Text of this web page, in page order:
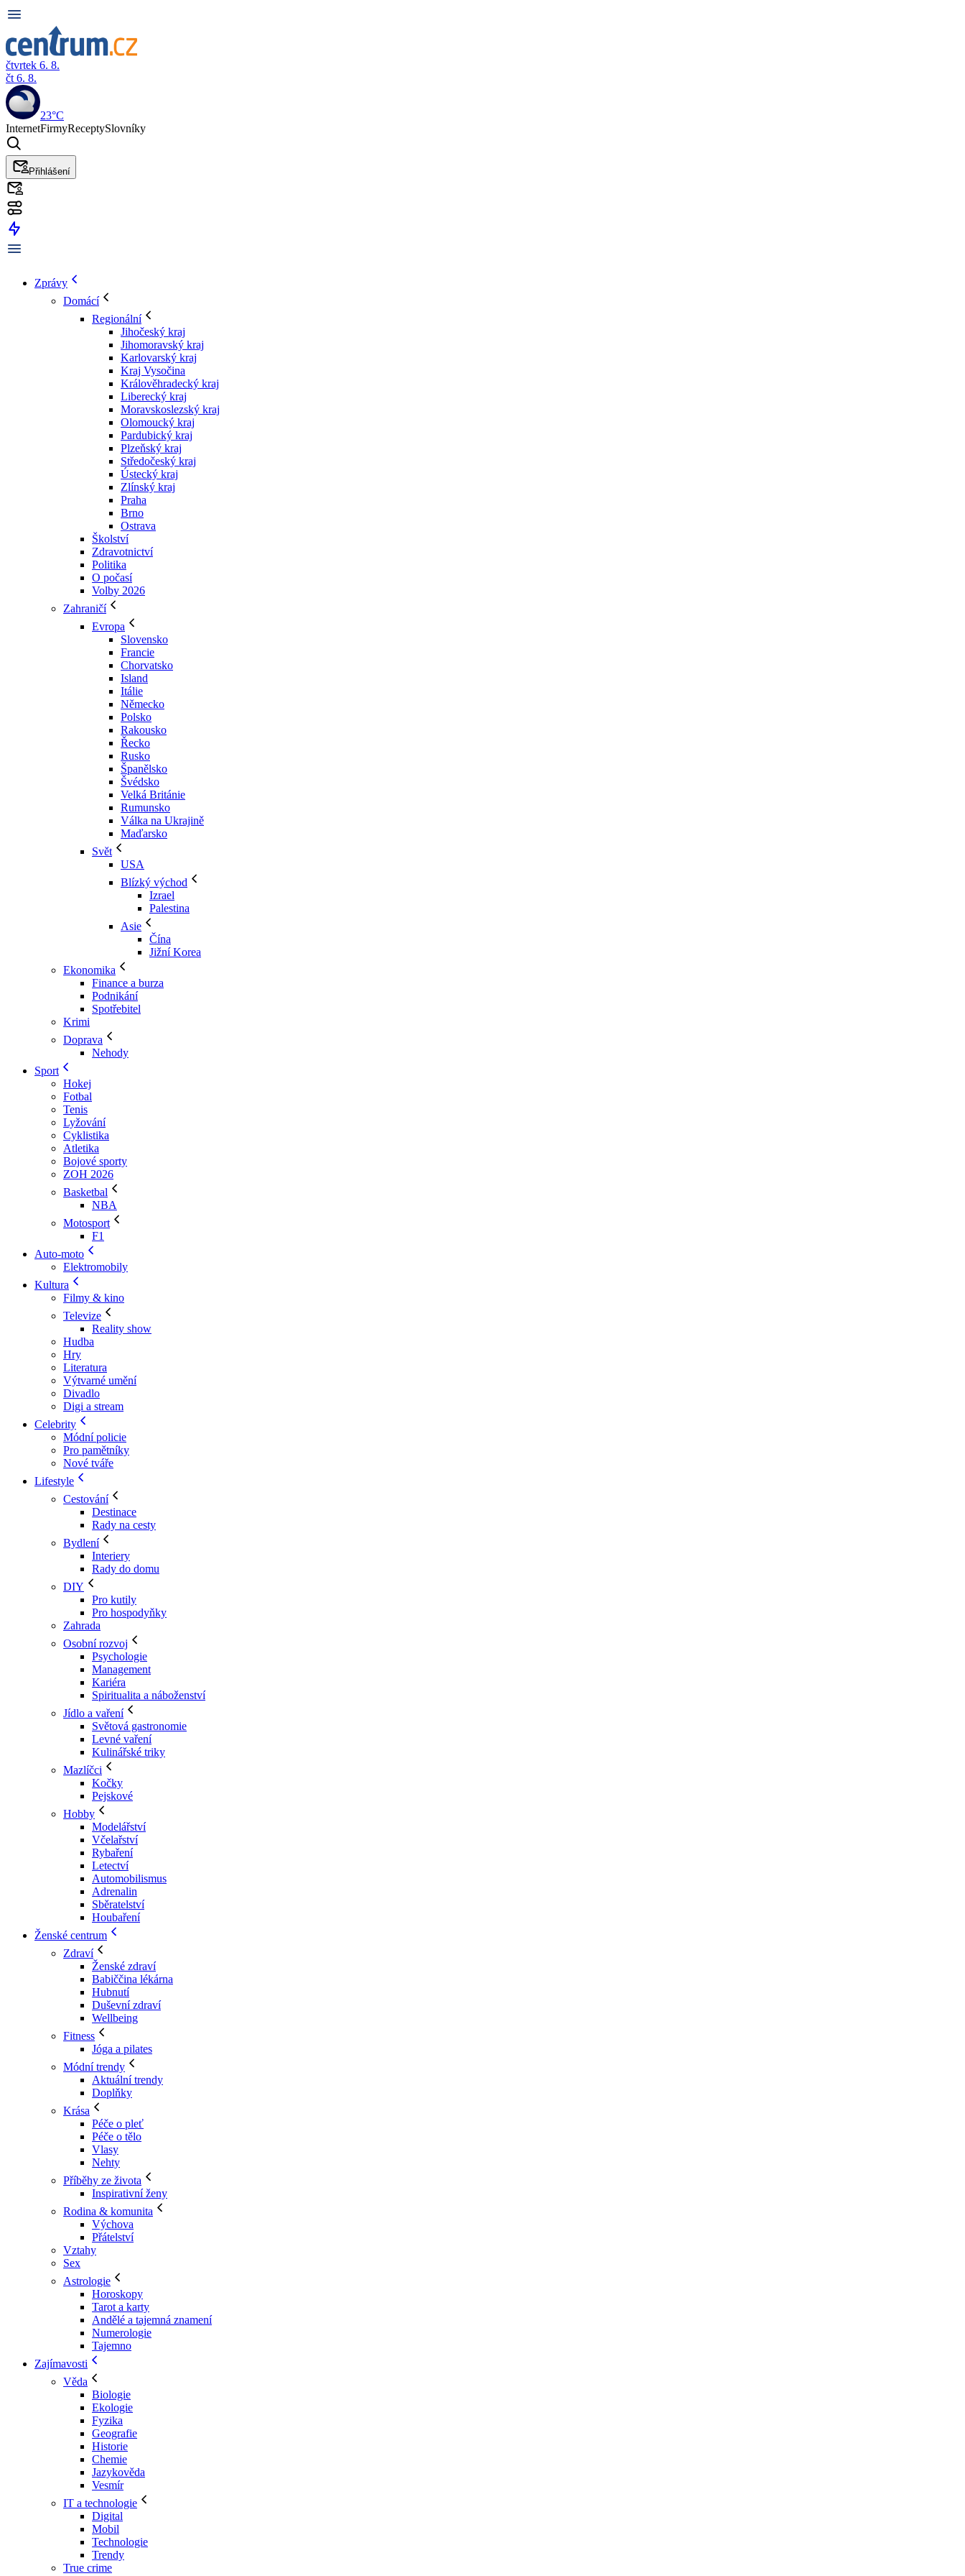
čtvrtek 6. 8.
čt 6. 8.
23°C
InternetFirmyReceptySlovníky
Přihlášení
Zprávy
Domácí
Regionální
Jihočeský kraj
Jihomoravský kraj
Karlovarský kraj
Kraj Vysočina
Králověhradecký kraj
Liberecký kraj
Moravskoslezský kraj
Olomoucký kraj
Pardubický kraj
Plzeňský kraj
Středočeský kraj
Ústecký kraj
Zlínský kraj
Praha
Brno
Ostrava
Školství
Zdravotnictví
Politika
O počasí
Volby 2026
Zahraničí
Evropa
Slovensko
Francie
Chorvatsko
Island
Itálie
Německo
Polsko
Rakousko
Řecko
Rusko
Španělsko
Švédsko
Velká Británie
Rumunsko
Válka na Ukrajině
Maďarsko
Svět
USA
Blízký východ
Izrael
Palestina
Asie
Čína
Jižní Korea
Ekonomika
Finance a burza
Podnikání
Spotřebitel
Krimi
Doprava
Nehody
Sport
Hokej
Fotbal
Tenis
Lyžování
Cyklistika
Atletika
Bojové sporty
ZOH 2026
Basketbal
NBA
Motosport
F1
Auto-moto
Elektromobily
Kultura
Filmy & kino
Televize
Reality show
Hudba
Hry
Literatura
Výtvarné umění
Divadlo
Digi a stream
Celebrity
Módní policie
Pro pamětníky
Nové tváře
Lifestyle
Cestování
Destinace
Rady na cesty
Bydlení
Interiery
Rady do domu
DIY
Pro kutily
Pro hospodyňky
Zahrada
Osobní rozvoj
Psychologie
Management
Kariéra
Spiritualita a náboženství
Jídlo a vaření
Světová gastronomie
Levné vaření
Kulinářské triky
Mazlíčci
Kočky
Pejskové
Hobby
Modelářství
Včelařství
Rybaření
Letectví
Automobilismus
Adrenalin
Sběratelství
Houbaření
Ženské centrum
Zdraví
Ženské zdraví
Babiččina lékárna
Hubnutí
Duševní zdraví
Wellbeing
Fitness
Jóga a pilates
Módní trendy
Aktuální trendy
Doplňky
Krása
Péče o pleť
Péče o tělo
Vlasy
Nehty
Příběhy ze života
Inspirativní ženy
Rodina & komunita
Výchova
Přátelství
Vztahy
Sex
Astrologie
Horoskopy
Tarot a karty
Andělé a tajemná znamení
Numerologie
Tajemno
Zajímavosti
Věda
Biologie
Ekologie
Fyzika
Geografie
Historie
Chemie
Jazykověda
Vesmír
IT a technologie
Digital
Mobil
Technologie
Trendy
True crime